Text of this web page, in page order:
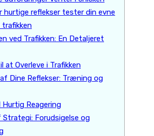
hurtige reflekser tester din evne
ved Trafikken: En Detaljeret
at Overleve i Trafikken
Dine Reflekser: Træning og
Hurtig Reagering
Strategi: Forudsigelse og